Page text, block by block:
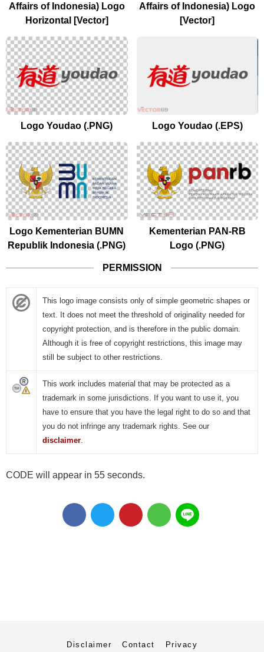
Affairs of Indonesia) Logo
Horizontal [Vector]
Affairs of Indonesia) Logo
[Vector]
Logo Youdao (.PNG) Logo Youdao (.EPS)
Logo Kementerian BUMN
Republik Indonesia (.PNG)
Kementerian PAN-RB
Logo (.PNG)
PERMISSION
This logo image consists only of simple geometric shapes or
text. It does not meet the threshold of originality needed for
copyright protection, and is therefore in the public domain.
Although it is free of copyright restrictions, this image may
still be subject to other restrictions.
This work includes material that may be protected as a
trademark in some jurisdictions. If you want to use it, you
have to ensure that you have the legal right to do so and that
you do not infringe any trademark rights. See our
disclaimer
CODE will appear in 55 seconds.
Disclaimer Contact Privacy